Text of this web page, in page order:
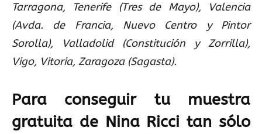
Tarragona, Tenerife (Tres de Mayo), Valencia
(Avda. de Francia, Nuevo Centro y Pintor
Sorolla), Valladolid (Constitución y Zorrilla),
Vigo, Vitoria, Zaragoza (Sagasta).
Para conseguir tu muestra
gratuita de Nina Ricci tan sólo